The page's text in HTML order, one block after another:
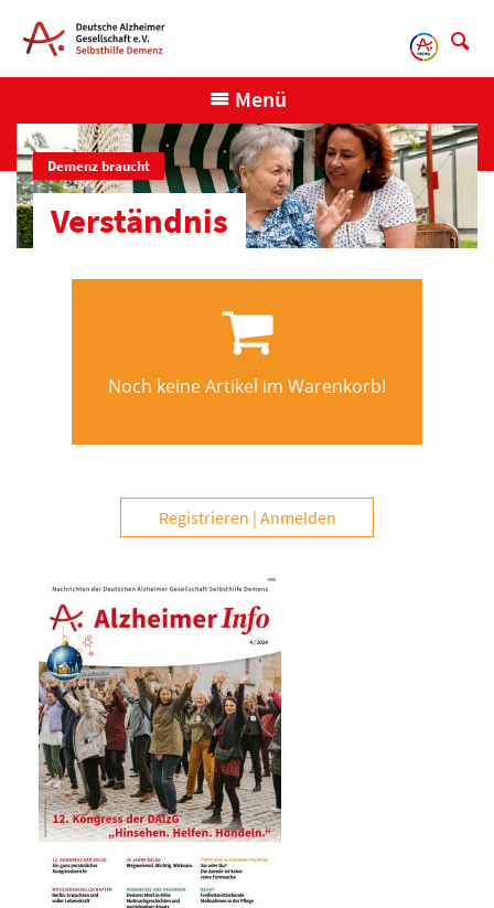
Menü
Demenz braucht
Verständnis
Noch keine Artikel im Warenkorb!
Registrieren Anmelden